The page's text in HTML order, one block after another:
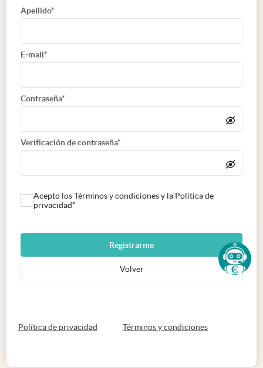
Apellido*
E-mail*
Contraseña*
Verificación de contraseña*
Acepto los Términos y condiciones y la Política de
privacidad*
Registrarme
Volver
Política de privacidad abre en nueva pestaña
Términos y condicionesabre en nueva